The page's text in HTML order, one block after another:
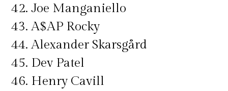
42. Joe Manganiello
43. A$AP Rocky
44. Alexander Skarsgård
45. Dev Patel
46. Henry Cavill